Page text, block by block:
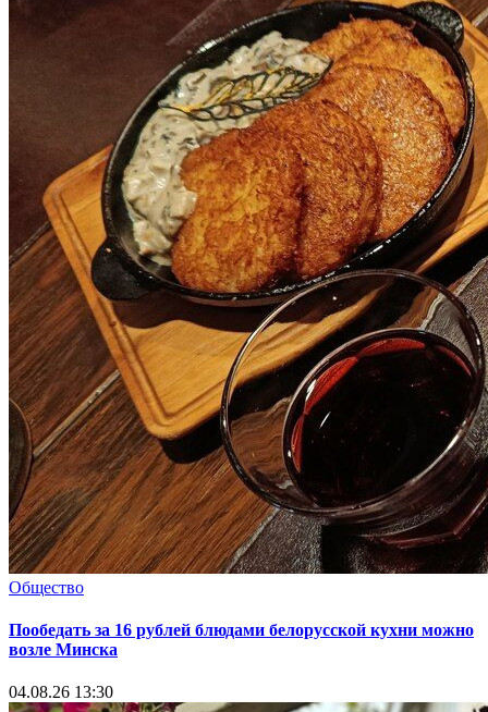
Общество
Пообедать за 16 рублей блюдами белорусской кухни можно
возле Минска
04.08.26 13:30